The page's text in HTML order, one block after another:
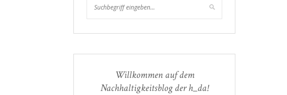
Willkommen auf dem
Nachhaltigkeitsblog der h_da!